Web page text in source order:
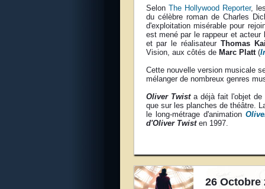
Selon The Hollywood Reporter,
du célèbre roman de Charles
d'exploitation misérable pour
est mené par le rappeur et acteur
et par le réalisateurThomas
Vision, aux côtés de Marc Platt(
Cette nouvelle version musicale
mélanger de nombreux genres
Oliver Twista déjà fait l'objet de
que sur les planches de théâtre.
le long-métrage d'animation
d'Oliver Twisten 1997.
26 Octobre